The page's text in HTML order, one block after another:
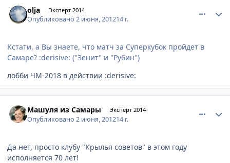
olja Эксперт 2014
Опубликовано2 июня, 201214 г.
Кстати, а Вы знаете, что матч за Суперкубок пройдет в
Самаре? :derisive: ("Зенит" и "Рубин")
лобби ЧМ-2018 в действии :derisive:
Машуля из Самары Эксперт 2014
Опубликовано2 июня, 201214 г.
Да нет, просто клубу "Крылья советов" в этом году
исполняется 70 лет!